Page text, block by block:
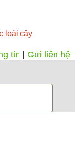
loài cây
tin Gửi liên hệ